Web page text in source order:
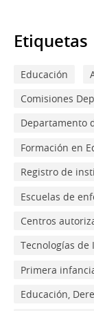
Etiquetas
Educación
Comisiones
Departamento
Formación en
Registro de
Escuelas de
Centros
Tecnologías de
Primera
Educación,